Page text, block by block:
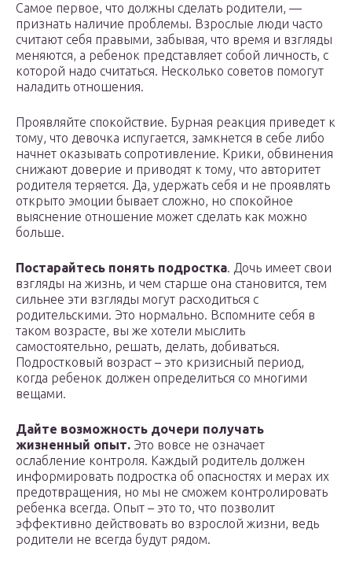
Самое первое, что должны сделать родители, —
признать наличие проблемы. Взрослые люди часто
считают себя правыми, забывая, что время и взгляды
меняются, а ребенок представляет собой личность, с
которой надо считаться. Несколько советов помогут
наладить отношения.
Проявляйте спокойствие. Бурная реакция приведет к
тому, что девочка испугается, замкнется в себе либо
начнет оказывать сопротивление. Крики, обвинения
снижают доверие и приводят к тому, что авторитет
родителя теряется. Да, удержать себя и не проявлять
открыто эмоции бывает сложно, но спокойное
выяснение отношение может сделать как можно
больше.
Постарайтесь понять подростка. Дочь имеет свои
взгляды на жизнь, и чем старше она становится, тем
сильнее эти взгляды могут расходиться с
родительскими. Это нормально. Вспомните себя в
таком возрасте, вы же хотели мыслить
самостоятельно, решать, делать, добиваться.
Подростковый возраст – это кризисный период,
когда ребенок должен определиться со многими
вещами.
Дайте возможность дочери получать
жизненный опыт. Это вовсе не означает
ослабление контроля. Каждый родитель должен
информировать подростка об опасностях и мерах их
предотвращения, но мы не сможем контролировать
ребенка всегда. Опыт – это то, что позволит
эффективно действовать во взрослой жизни, ведь
родители не всегда будут рядом.